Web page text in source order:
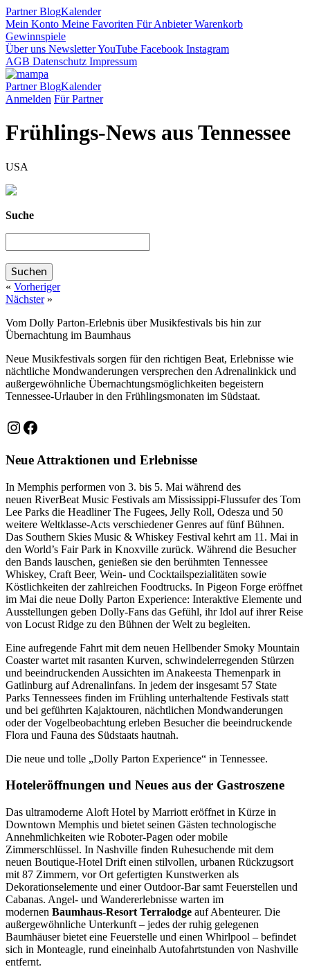
PartnerBlogKalender
Mein Konto Meine Favoriten Für AnbieterWarenkorb
Gewinnspiele
Über uns NewsletterYouTube Facebook Instagram
AGB Datenschutz Impressum
PartnerBlogKalender
Anmelden Für Partner
Frühlings-News aus Tennessee
USA
Suche
« Vorheriger
Nächster»
Vom Dolly Parton-Erlebnis über Musikfestivals bis hin zur
Übernachtung im Baumhaus
Neue Musikfestivals sorgen für den richtigen Beat, Erlebnisse wie
nächtliche Mondwanderungen versprechen den Adrenalinkick und
außergewöhnliche Übernachtungsmöglichkeiten begeistern
Tennessee-Urlauber in den Frühlingsmonaten im Südstaat.
Instagram
Facebook
Neue Attraktionen und Erlebnisse
In Memphis performen von 3. bis 5. Mai während des
neuen RiverBeat Music Festivals am Mississippi-Flussufer des Tom
Lee Parks die Headliner The Fugees, Jelly Roll, Odesza und 50
weitere Weltklasse-Acts verschiedener Genres auf fünf Bühnen.
Das Southern Skies Music & Whiskey Festival kehrt am 11. Mai in
den World’s Fair Park in Knoxville zurück. Während die Besucher
den Bands lauschen, genießen sie den berühmten Tennessee
Whiskey, Craft Beer, Wein- und Cocktailspezialitäten sowie
Köstlichkeiten der zahlreichen Foodtrucks. In Pigeon Forge eröffnet
im Mai die neue Dolly Parton Experience: Interaktive Elemente und
Ausstellungen geben Dolly-Fans das Gefühl, ihr Idol auf ihrer Reise
von Locust Ridge zu den Bühnen der Welt zu begleiten.
Eine aufregende Fahrt mit dem neuen Hellbender Smoky Mountain
Coaster wartet mit rasanten Kurven, schwindelerregenden Stürzen
und beeindruckenden Aussichten im Anakeesta Themenpark in
Gatlinburg auf Adrenalinfans. In jedem der insgesamt 57 State
Parks Tennessees finden im Frühling unterhaltende Festivals statt
und bei geführten Kajaktouren, nächtlichen Mondwanderungen
oder der Vogelbeobachtung erleben Besucher die beeindruckende
Flora und Fauna des Südstaats hautnah.
Die neue und tolle „Dolly Parton Experience“ in Tennessee.
Hoteleröffnungen und Neues aus der Gastroszene
Das ultramoderne Aloft Hotel by Marriott eröffnet in Kürze in
Downtown Memphis und bietet seinen Gästen technologische
Annehmlichkeiten wie Roboter-Pagen oder mobile
Zimmerschlüssel. In Nashville finden Ruhesuchende mit dem
neuen Boutique-Hotel Drift einen stilvollen, urbanen Rückzugsort
mit 87 Zimmern, vor Ort gefertigten Kunstwerken als
Dekorationselemente und einer Outdoor-Bar samt Feuerstellen und
Cabanas. Angel- und Wandererlebnisse warten im
modernen Baumhaus-Resort Terralodge auf Abenteurer. Die
außergewöhnliche Unterkunft – jedes der ruhig gelegenen
Baumhäuser bietet eine Feuerstelle und einen Whirlpool – befindet
sich in Monteagle, rund eineinhalb Autofahrtstunden von Nashville
entfernt.